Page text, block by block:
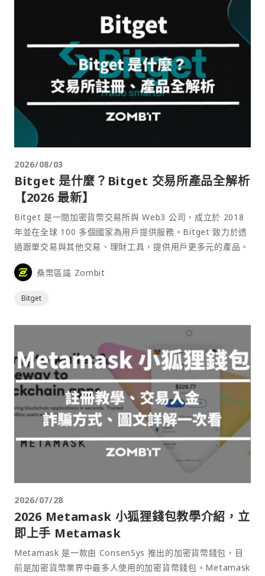
2026/08/03
Bitget 是什麼？Bitget 交易所產品全解析
【2026 最新】
Bitget 是一間加密貨幣交易所與 Web3 公司，成立於 2018
年並在全球 100 多個國家為用戶提供服務。Bitget 致力於透
過跟單交易與其他交易、理財工具，提供用戶更多元的產品。
桑幣區識 Zombit
Bitget
2026/07/28
2026 Metamask 小狐狸錢包教學介紹，立
即上手 Metamask
Metamask 是一款由 ConsenSys 推出的加密貨幣錢包，目
前是加密貨幣業界中最多人使用的加密貨幣錢包。Metamask